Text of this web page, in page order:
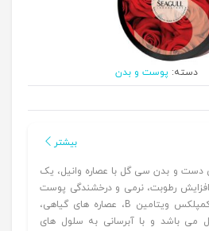
دسته: پوست و بدن
بیشتر
دست و بدن سی گل با عصاره وانیل، یک
رطوبت، نرمی و درخشندگی پوست
می باشد. این کرم حاوی کمپلکس ویتامین B، عصاره های گیاهی،
می باشد و با آبرسانی به سلول های